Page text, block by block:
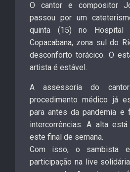
O cantor e compositor
passou por um
quinta (15) no Hospital
Copacabana, zona sul do
desconforto torácico. O
artista é estável.
A assessoria do
procedimento médico já
para antes da pandemia e
intercorrências. A alta está
este final de semana.
Com isso, o sambista
participação na live